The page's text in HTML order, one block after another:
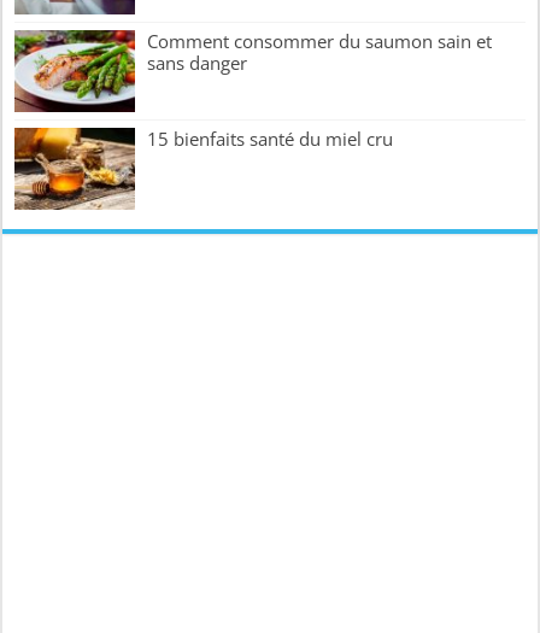
Comment consommer du saumon sain et
sans danger
15 bienfaits santé du miel cru